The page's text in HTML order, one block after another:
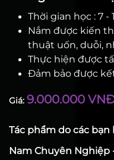
Thời gian học : 7 -
Nắm được kiến
thuật uốn, duỗi,
Thực hiện được
Đảm bảo được
Giá: 9.000.000
Tác phẩm do các bạn
Nam Chuyên Nghiệp